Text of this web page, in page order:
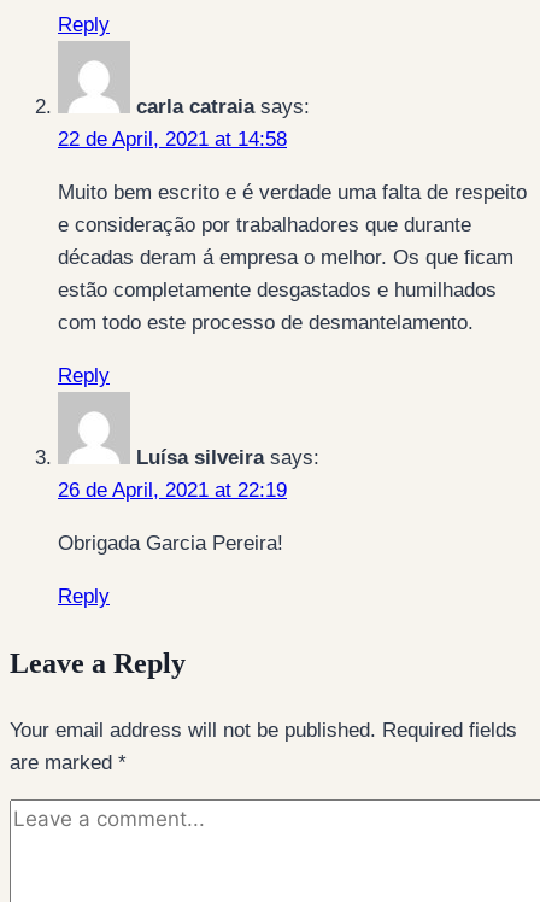
Reply
carla catraia says:
22 de April, 2021 at 14:58
Muito bem escrito e é verdade uma falta de respeito
e consideração por trabalhadores que durante
décadas deram á empresa o melhor. Os que ficam
estão completamente desgastados e humilhados
com todo este processo de desmantelamento.
Reply
Luísa silveira says:
26 de April, 2021 at 22:19
Obrigada Garcia Pereira!
Reply
Leave a Reply
Your email address will not be published. Required fields
are marked *